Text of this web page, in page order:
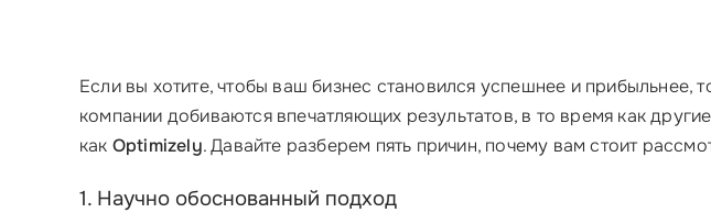
Если вы хотите, чтобы ваш бизнес становился успешнее и прибыльнее,
компании добиваются впечатляющих результатов, в то время как
как Optimizely. Давайте разберем пять причин, почему вам стоит
1. Научно обоснованный подход